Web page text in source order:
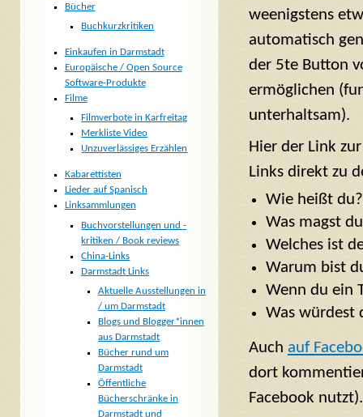
weenigstens
automatisch
der 5te Button
ermöglichen
unterhaltsam).
Hier der Link
Links direkt zu
Wie heißt
Was magst
Welches ist
Warum bist
Wenn du ein
Was würdest
Auch auf
dort
Facebook nutzt).
Bücher
Buchkurzkritiken
Einkaufen in Darmstadt
Europäische / Open Source
Software-Produkte
Filme
Filmverbote in Karfreitag
Merkliste Video
Unzuverlässiges Erzählen
Kabarettisten
Lieder auf Spanisch
Linksammlungen
Buchvorstellungen und -
kritiken / Book reviews
China-Links
Darmstadt Links
Aktuelle Ausstellungen in
/ um Darmstadt
Blogs und Blogger*innen
aus Darmstadt
Bücher rund um
Darmstadt
Öffentliche
Bücherschränke in
Darmstadt und